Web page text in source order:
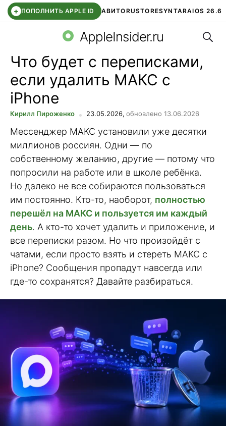
+ ПОПОЛНИТЬ APPLE ID АВИТОRUSTORESYNTARAIOS 26.6
СБЕР КИДС ЧАТ ROBLOXВТБ ОНЛАЙН
AppleInsider.ru
Что будет с переписками,
если удалить МАКС с
iPhone
Кирилл Пироженко 23.05.2026, обновлено 13.06.2026
Мессенджер МАКС установили уже десятки
миллионов россиян. Одни — по
собственному желанию, другие — потому что
попросили на работе или в школе ребёнка.
Но далеко не все собираются пользоваться
им постоянно. Кто-то, наоборот, полностью
перешёл на МАКС и пользуется им каждый
день. А кто-то хочет удалить и приложение, и
все переписки разом. Но что произойдёт с
чатами, если просто взять и стереть МАКС с
iPhone? Сообщения пропадут навсегда или
где-то сохранятся? Давайте разбираться.